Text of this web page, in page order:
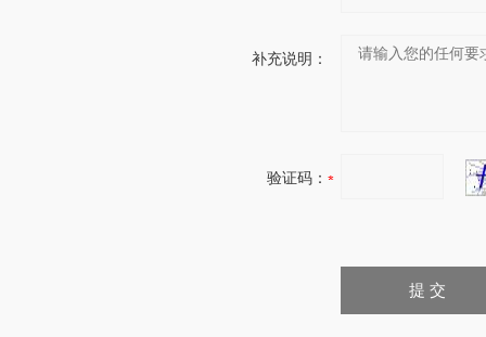
补充说明：
验证码：